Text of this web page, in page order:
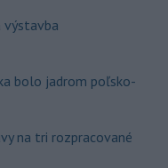
výstavba
bolo jadrom poľsko-
na tri rozpracované